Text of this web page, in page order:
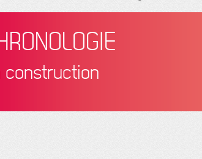
construction